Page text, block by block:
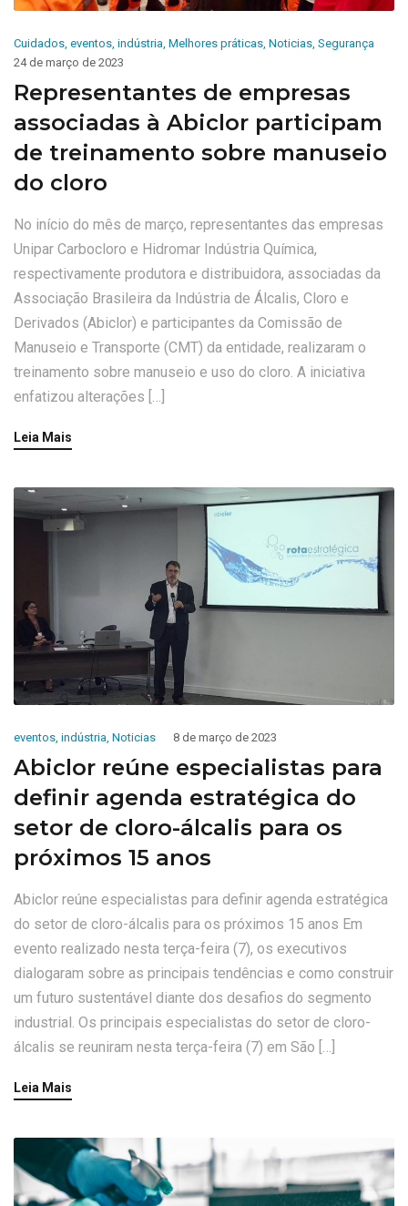
Cuidados eventos indústria Melhores práticas Noticias Segurança
24 de março de 2023
Representantes de empresas
associadas à Abiclor participam
de treinamento sobre manuseio
do cloro
No início do mês de março, representantes das empresas
Unipar Carbocloro e Hidromar Indústria Química,
respectivamente produtora e distribuidora, associadas da
Associação Brasileira da Indústria de Álcalis, Cloro e
Derivados (Abiclor) e participantes da Comissão de
Manuseio e Transporte (CMT) da entidade, realizaram o
treinamento sobre manuseio e uso do cloro. A iniciativa
enfatizou alterações […]
Leia Mais
eventos indústria Noticias 8 de março de 2023
Abiclor reúne especialistas para
definir agenda estratégica do
setor de cloro-álcalis para os
próximos 15 anos
Abiclor reúne especialistas para definir agenda estratégica
do setor de cloro-álcalis para os próximos 15 anos Em
evento realizado nesta terça-feira (7), os executivos
dialogaram sobre as principais tendências e como construir
um futuro sustentável diante dos desafios do segmento
industrial. Os principais especialistas do setor de cloro-
álcalis se reuniram nesta terça-feira (7) em São […]
Leia Mais